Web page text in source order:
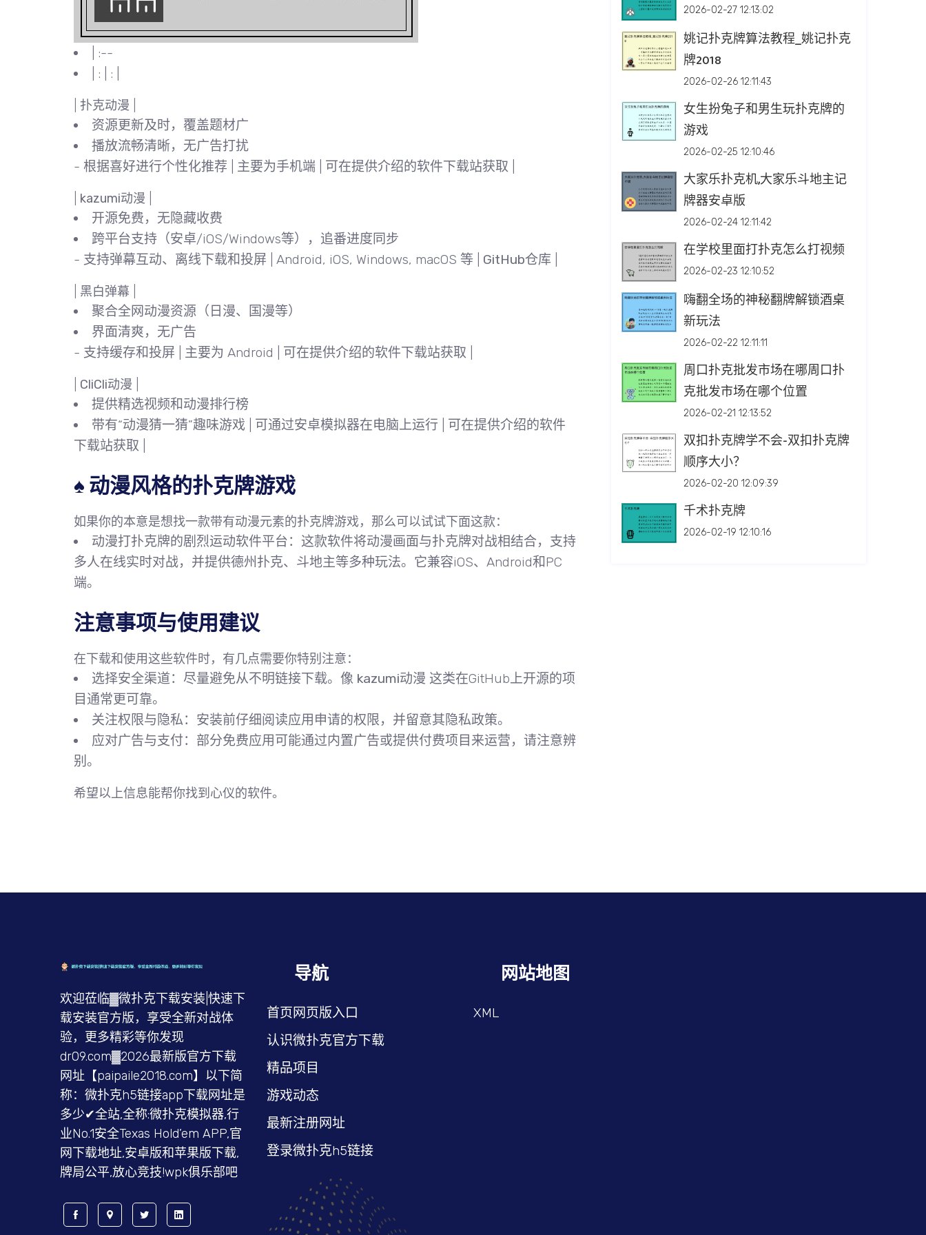
| :--
| : | : |
扑克动漫
资源更新及时，覆盖题材广
播放流畅清晰，无广告打扰
- 根据喜好进行个性化推荐 | 主要为手机端 | 可在提供介绍的软件下载站获取 |
kazumi动漫
开源免费，无隐藏收费
跨平台支持 （安卓/iOS/Windows等），追番进度同步
- 支持弹幕互动、离线下载和投屏 | Android, iOS, Windows, macOS 等 | GitHub仓库
黑白弹幕
聚合全网动漫资源（日漫、国漫等）
界面清爽，无广告
- 支持缓存和投屏 | 主要为 Android | 可在提供介绍的软件下载站获取 |
CliCli动漫
提供精选视频和动漫排行榜
带有“动漫猜一猜”趣味游戏 | 可通过安卓模拟器在电脑上运行 | 可在提供介绍的软件
下载站获取 |
♠️ 动漫风格的扑克牌游戏
如果你的本意是想找一款带有动漫元素的扑克牌游戏，那么可以试试下面这款：
动漫打扑克牌的剧烈运动软件平台：这款软件将动漫画面与扑克牌对战相结合，支持
多人在线实时对战，并提供德州扑克、斗地主等多种玩法。它兼容iOS、Android和PC
端。
注意事项与使用建议
在下载和使用这些软件时，有几点需要你特别注意：
选择安全渠道：尽量避免从不明链接下载。像 kazumi动漫 这类在GitHub上开源的项
目通常更可靠。
关注权限与隐私：安装前仔细阅读应用申请的权限，并留意其隐私政策。
应对广告与支付：部分免费应用可能通过内置广告或提供付费项目来运营，请注意辨
别。
希望以上信息能帮你找到心仪的软件。
2026-02-27 12:13:02
姚记扑克牌算法教程_姚记扑克
牌2018
2026-02-26 12:11:43
女生扮兔子和男生玩扑克牌的
游戏
2026-02-25 12:10:46
大家乐扑克机,大家乐斗地主记
牌器安卓版
2026-02-24 12:11:42
在学校里面打扑克怎么打视频
2026-02-23 12:10:52
嗨翻全场的神秘翻牌解锁酒桌
新玩法
2026-02-22 12:11:11
周口扑克批发市场在哪周口扑
克批发市场在哪个位置
2026-02-21 12:13:52
双扣扑克牌学不会-双扣扑克牌
顺序大小？
2026-02-20 12:09:39
千术扑克牌
2026-02-19 12:10:16
欢迎莅临▓微扑克下载安装|快速下
载安装官方版，享受全新对战体
验，更多精彩等你发现
dr09.com▓2026最新版官方下载
网址【paipaile2018.com】以下简
称：微扑克h5链接app下载网址是
多少✔全站,全称:微扑克模拟器,行
业No.1安全Texas Hold’em APP,官
网下载地址,安卓版和苹果版下载,
牌局公平,放心竞技!wpk俱乐部吧
导航
首页网页版入口
认识微扑克官方下载
精品项目
游戏动态
最新注册网址
登录微扑克h5链接
网站地图
XML